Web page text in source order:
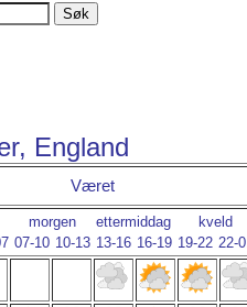
England
Været
morgen ettermiddag
kveld
07-10 10-13 13-16 16-19 19-22 22-